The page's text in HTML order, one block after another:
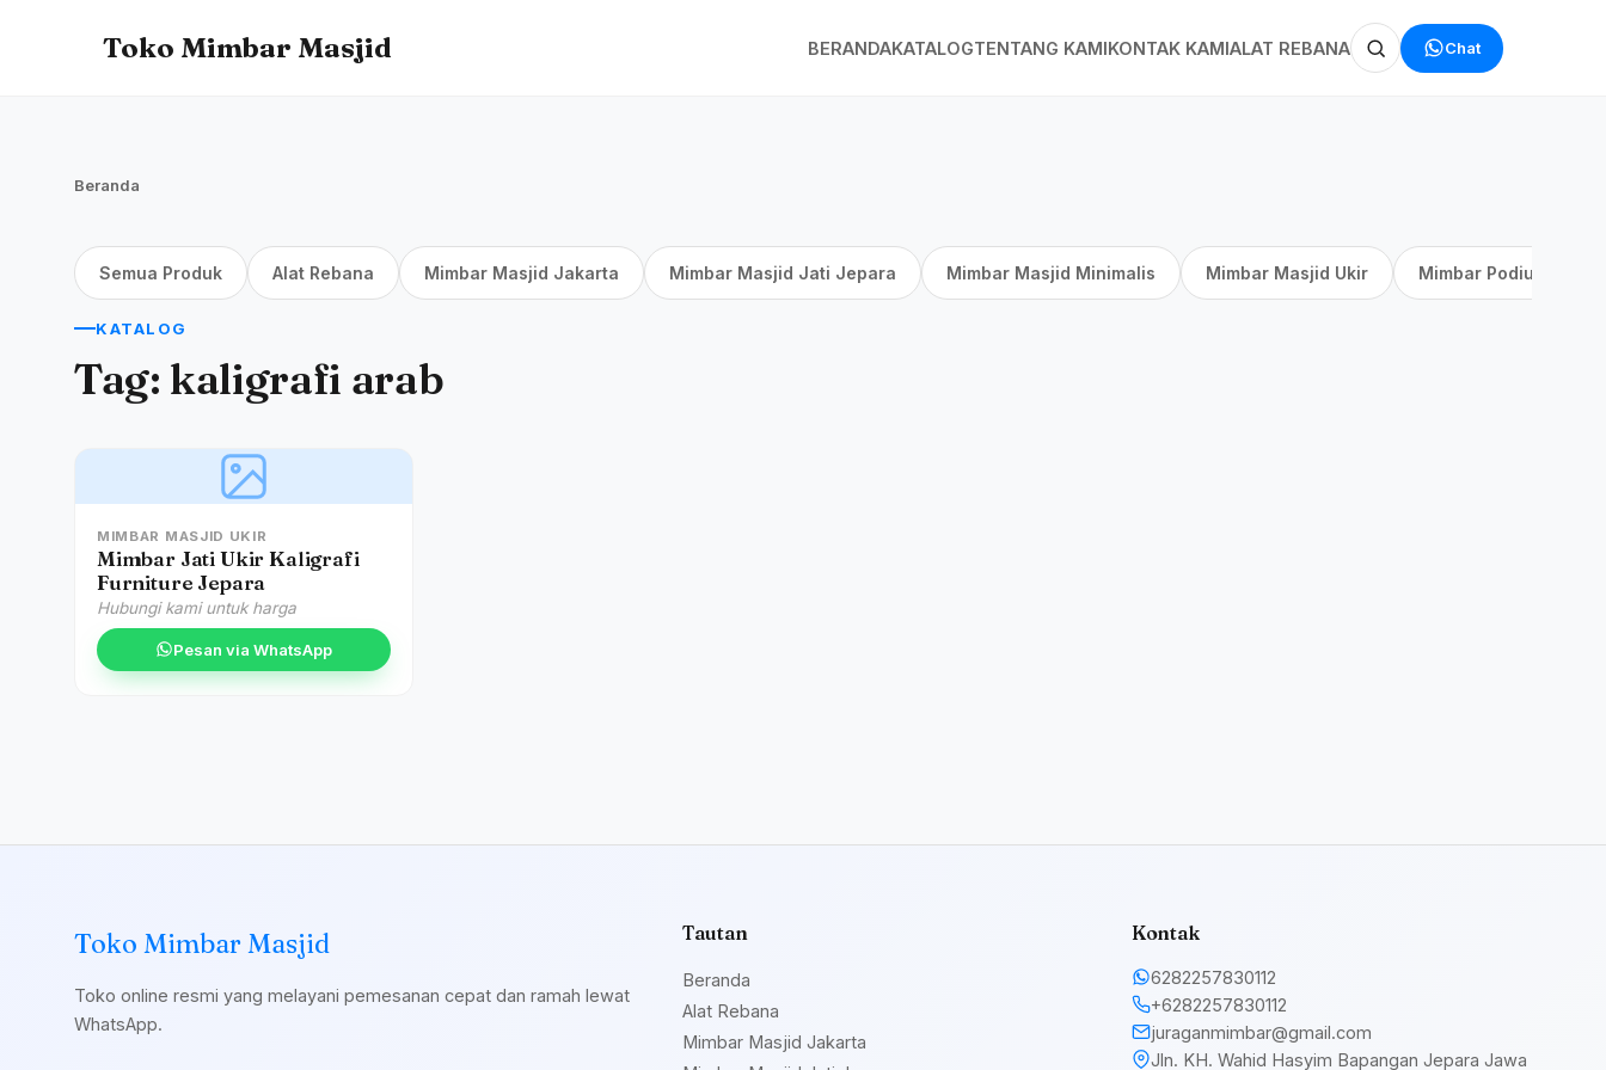
Toko Mimbar Masjid BERANDAKATALOGTENTANG KAMIKONTAK KAMIALAT REBANA Chat
Beranda
Semua Produk Alat Rebana Mimbar Masjid Jakarta Mimbar Masjid Jati Jepara Mimbar Masjid Minimalis Mimbar Masjid Ukir Mimbar Podium
KATALOG
Tag: kaligrafi arab
MIMBAR MASJID UKIR
Mimbar Jati Ukir Kaligrafi
Furniture Jepara
Hubungi kami untuk harga
Pesan via WhatsApp
Toko Mimbar Masjid
Toko online resmi yang melayani pemesanan cepat dan ramah lewat
WhatsApp.
Tautan
Beranda
Alat Rebana
Mimbar Masjid Jakarta
Kontak
6282257830112
+6282257830112
juraganmimbar@gmail.com
Jln. KH. Wahid Hasyim Bapangan Jepara Jawa